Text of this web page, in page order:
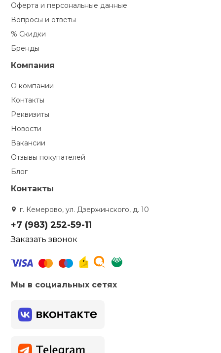
Оферта и персональные данные
Вопросы и ответы
% Скидки
Бренды
Компания
О компании
Контакты
Реквизиты
Новости
Вакансии
Отзывы покупателей
Блог
Контакты
г. Кемерово, ул. Дзержинского, д. 10
+7 (983) 252-59-11
Заказать звонок
Мы в социальных сетях